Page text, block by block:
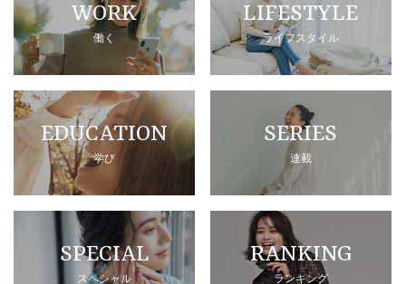
WORK
働く
LIFESTYLE
ライフスタイル
EDUCATION
学び
SERIES
連載
SPECIAL
スペシャル
RANKING
ランキング